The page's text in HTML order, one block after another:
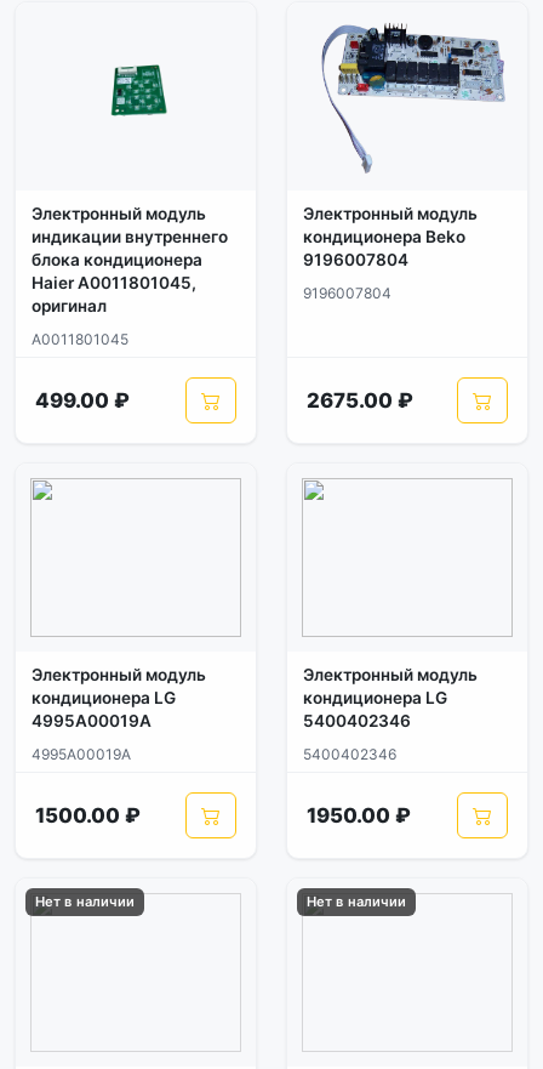
Электронный модуль
индикации внутреннего
блока кондиционера
Haier A0011801045,
оригинал
A0011801045
499.00 ₽
Электронный модуль
кондиционера Beko
9196007804
9196007804
2675.00 ₽
Электронный модуль
кондиционера LG
4995A00019A
4995A00019A
1500.00 ₽
Электронный модуль
кондиционера LG
5400402346
5400402346
1950.00 ₽
Нет в наличии Нет в наличии